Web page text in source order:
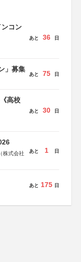
コン
あと 36 日
」募集
あと 75 日
高校
あと 30 日
株式会社
あと 1 日
あと 175 日